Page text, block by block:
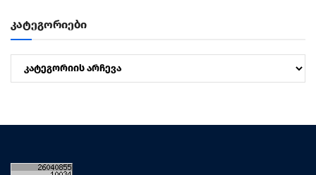
კატეგორიები
კატეგორიები